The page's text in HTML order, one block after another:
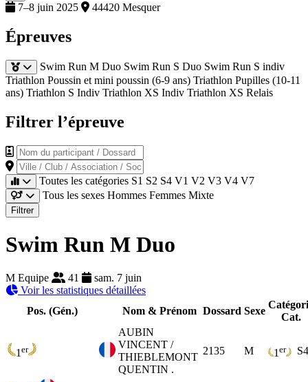
7–8 juin 2025 44420 Mesquer
Épreuves
Swim Run M Duo Swim Run S Duo Swim Run S indiv
Triathlon Poussin et mini poussin (6-9 ans) Triathlon Pupilles (10-11
ans) Triathlon S Indiv Triathlon XS Indiv Triathlon XS Relais
Filtrer l’épreuve
Nom du participant / Dossard
Ville / Club / Association / Société
Toutes les catégories S1 S2 S4 V1 V2 V3 V4 V7
Tous les sexes Hommes Femmes Mixte
Filtrer
Swim Run M Duo
M Equipe 41
sam. 7 juin
Voir les statistiques détaillées
Pos. (Gén.)
Nom & Prénom Dossard Sexe
Cat.
1 er
AUBIN
VINCENT /
THIEBLEMONT
QUENTIN .
2135 M 1 er S4